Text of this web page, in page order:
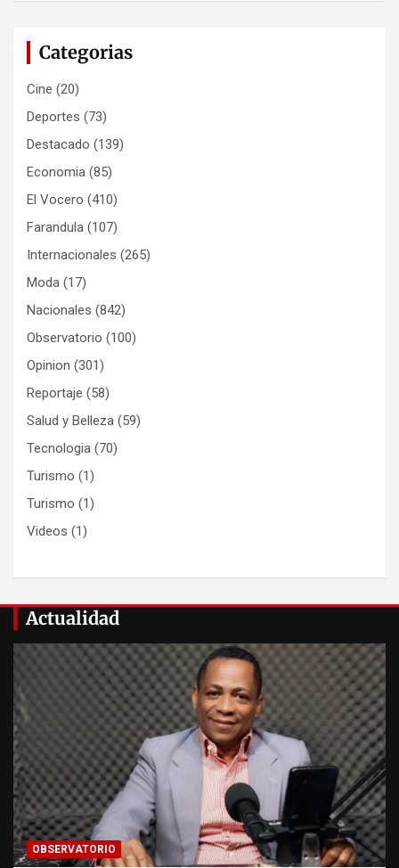
Categorias
Cine (20)
Deportes (73)
Destacado (139)
Economia (85)
El Vocero (410)
Farandula (107)
Internacionales (265)
Moda (17)
Nacionales (842)
Observatorio (100)
Opinion (301)
Reportaje (58)
Salud y Belleza (59)
Tecnologia (70)
Turismo (1)
Turismo (1)
Videos (1)
Actualidad
OBSERVATORIO